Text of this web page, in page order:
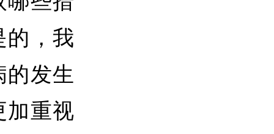
的，我
的发生
加重视